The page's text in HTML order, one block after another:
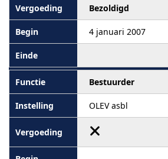
Bezoldigd
4 januari 2007
Bestuurder
OLEV asbl